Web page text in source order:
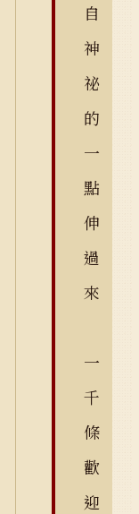
自
神
祕
的
一
點
伸
過
來
一
千
條
歡
迎